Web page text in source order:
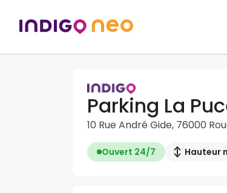
Parking La
10 Rue André Gide, 76000
Ouvert 24/7 Hauteur